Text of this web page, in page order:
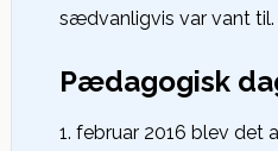
sædvanligvis var vant til.
Pædagogisk
1. februar 2016 blev